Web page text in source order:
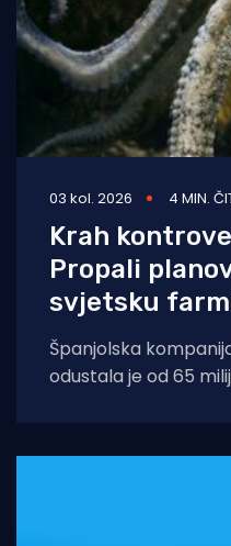
03 kol. 2026 4 MIN.
Krah
Propali
svjetsku
Španjolska
odustala je od 65